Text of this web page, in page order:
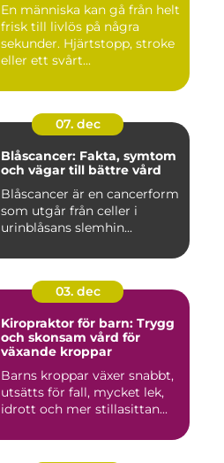
En människa kan gå från helt
frisk till livlös på några
sekunder. Hjärtstopp, stroke
eller ett svårt...
07. dec
Blåscancer: Fakta, symtom
och vägar till bättre vård
Blåscancer är en cancerform
som utgår från celler i
urinblåsans slemhin...
03. dec
Kiropraktor för barn: Trygg
och skonsam vård för
växande kroppar
Barns kroppar växer snabbt,
utsätts för fall, mycket lek,
idrott och mer stillasittan...